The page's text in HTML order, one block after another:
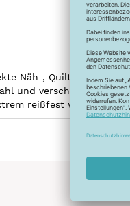
Näh-, Quilt- und
und verschiedene
reißfest wie